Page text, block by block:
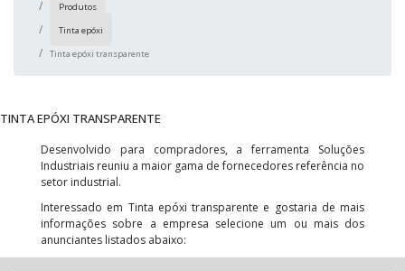
Produtos
Tinta epóxi
Tinta epóxi transparente
TINTA EPÓXI TRANSPARENTE
Desenvolvido para compradores, a ferramenta Soluções
Industriais reuniu a maior gama de fornecedores referência no
setor industrial.
Interessado em Tinta epóxi transparente e gostaria de mais
informações sobre a empresa selecione um ou mais dos
anunciantes listados abaixo: